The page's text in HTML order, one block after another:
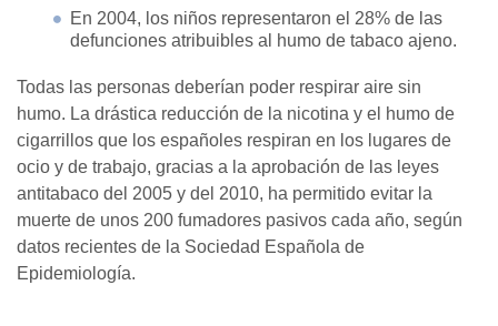
En 2004, los niños representaron el 28% de las
defunciones atribuibles al humo de tabaco ajeno.
Todas las personas deberían poder respirar aire sin
humo. La drástica reducción de la nicotina y el humo de
cigarrillos que los españoles respiran en los lugares de
ocio y de trabajo, gracias a la aprobación de las leyes
antitabaco del 2005 y del 2010, ha permitido evitar la
muerte de unos 200 fumadores pasivos cada año, según
datos recientes de la Sociedad Española de
Epidemiología.